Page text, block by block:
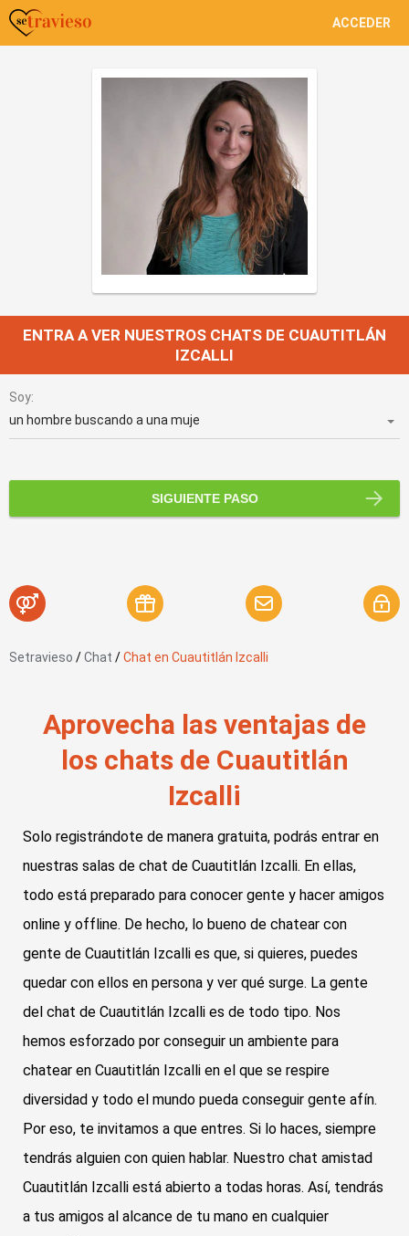
ACCEDER
ENTRA A VER NUESTROS CHATS DE CUAUTITLÁN
IZCALLI
Soy:
SIGUIENTE PASO
Setravieso /Chat /Chat en Cuautitlán Izcalli
Aprovecha las ventajas de
los chats de Cuautitlán
Izcalli
Solo registrándote de manera gratuita, podrás entrar en
nuestras salas de chat de Cuautitlán Izcalli. En ellas,
todo está preparado para conocer gente y hacer amigos
online y offline. De hecho, lo bueno de chatear con
gente de Cuautitlán Izcalli es que, si quieres, puedes
quedar con ellos en persona y ver qué surge. La gente
del chat de Cuautitlán Izcalli es de todo tipo. Nos
hemos esforzado por conseguir un ambiente para
chatear en Cuautitlán Izcalli en el que se respire
diversidad y todo el mundo pueda conseguir gente afín.
Por eso, te invitamos a que entres. Si lo haces, siempre
tendrás alguien con quien hablar. Nuestro chat amistad
Cuautitlán Izcalli está abierto a todas horas. Así, tendrás
a tus amigos al alcance de tu mano en cualquier